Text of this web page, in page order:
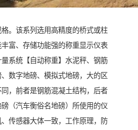
。该系列选用高精度的桥式或柱
富、存储功能强的称重显示仪表
系统【自动称重】水泥秤、钢筋
数字地磅、模拟式地磅，大的区
，前者是钢筋混凝土结构，后者
（汽车衡俗名地磅）所使用的仪
传感器大体一致，工作原理，防